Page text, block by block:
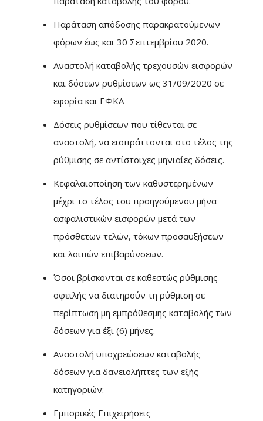
Παράταση απόδοσης παρακρατούμενων
φόρων έως και 30 Σεπτεμβρίου 2020.
Αναστολή καταβολής τρεχουσών εισφορών
και δόσεων ρυθμίσεων ως 31/09/2020 σε
εφορία και ΕΦΚΑ
Δόσεις ρυθμίσεων που τίθενται σε
αναστολή, να εισπράττονται στο τέλος της
ρύθμισης σε αντίστοιχες μηνιαίες δόσεις.
Κεφαλαιοποίηση των καθυστερημένων
μέχρι το τέλος του προηγούμενου μήνα
ασφαλιστικών εισφορών μετά των
πρόσθετων τελών, τόκων προσαυξήσεων
και λοιπών επιβαρύνσεων.
Όσοι βρίσκονται σε καθεστώς ρύθμισης
οφειλής να διατηρούν τη ρύθμιση σε
περίπτωση μη εμπρόθεσμης καταβολής των
δόσεων για έξι (6) μήνες.
Αναστολή υποχρεώσεων καταβολής
δόσεων για δανειολήπτες των εξής
κατηγοριών:
Εμπορικές Επιχειρήσεις